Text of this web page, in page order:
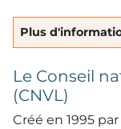
Plus
Le Conseil
(CNVL)
Créé en 1995